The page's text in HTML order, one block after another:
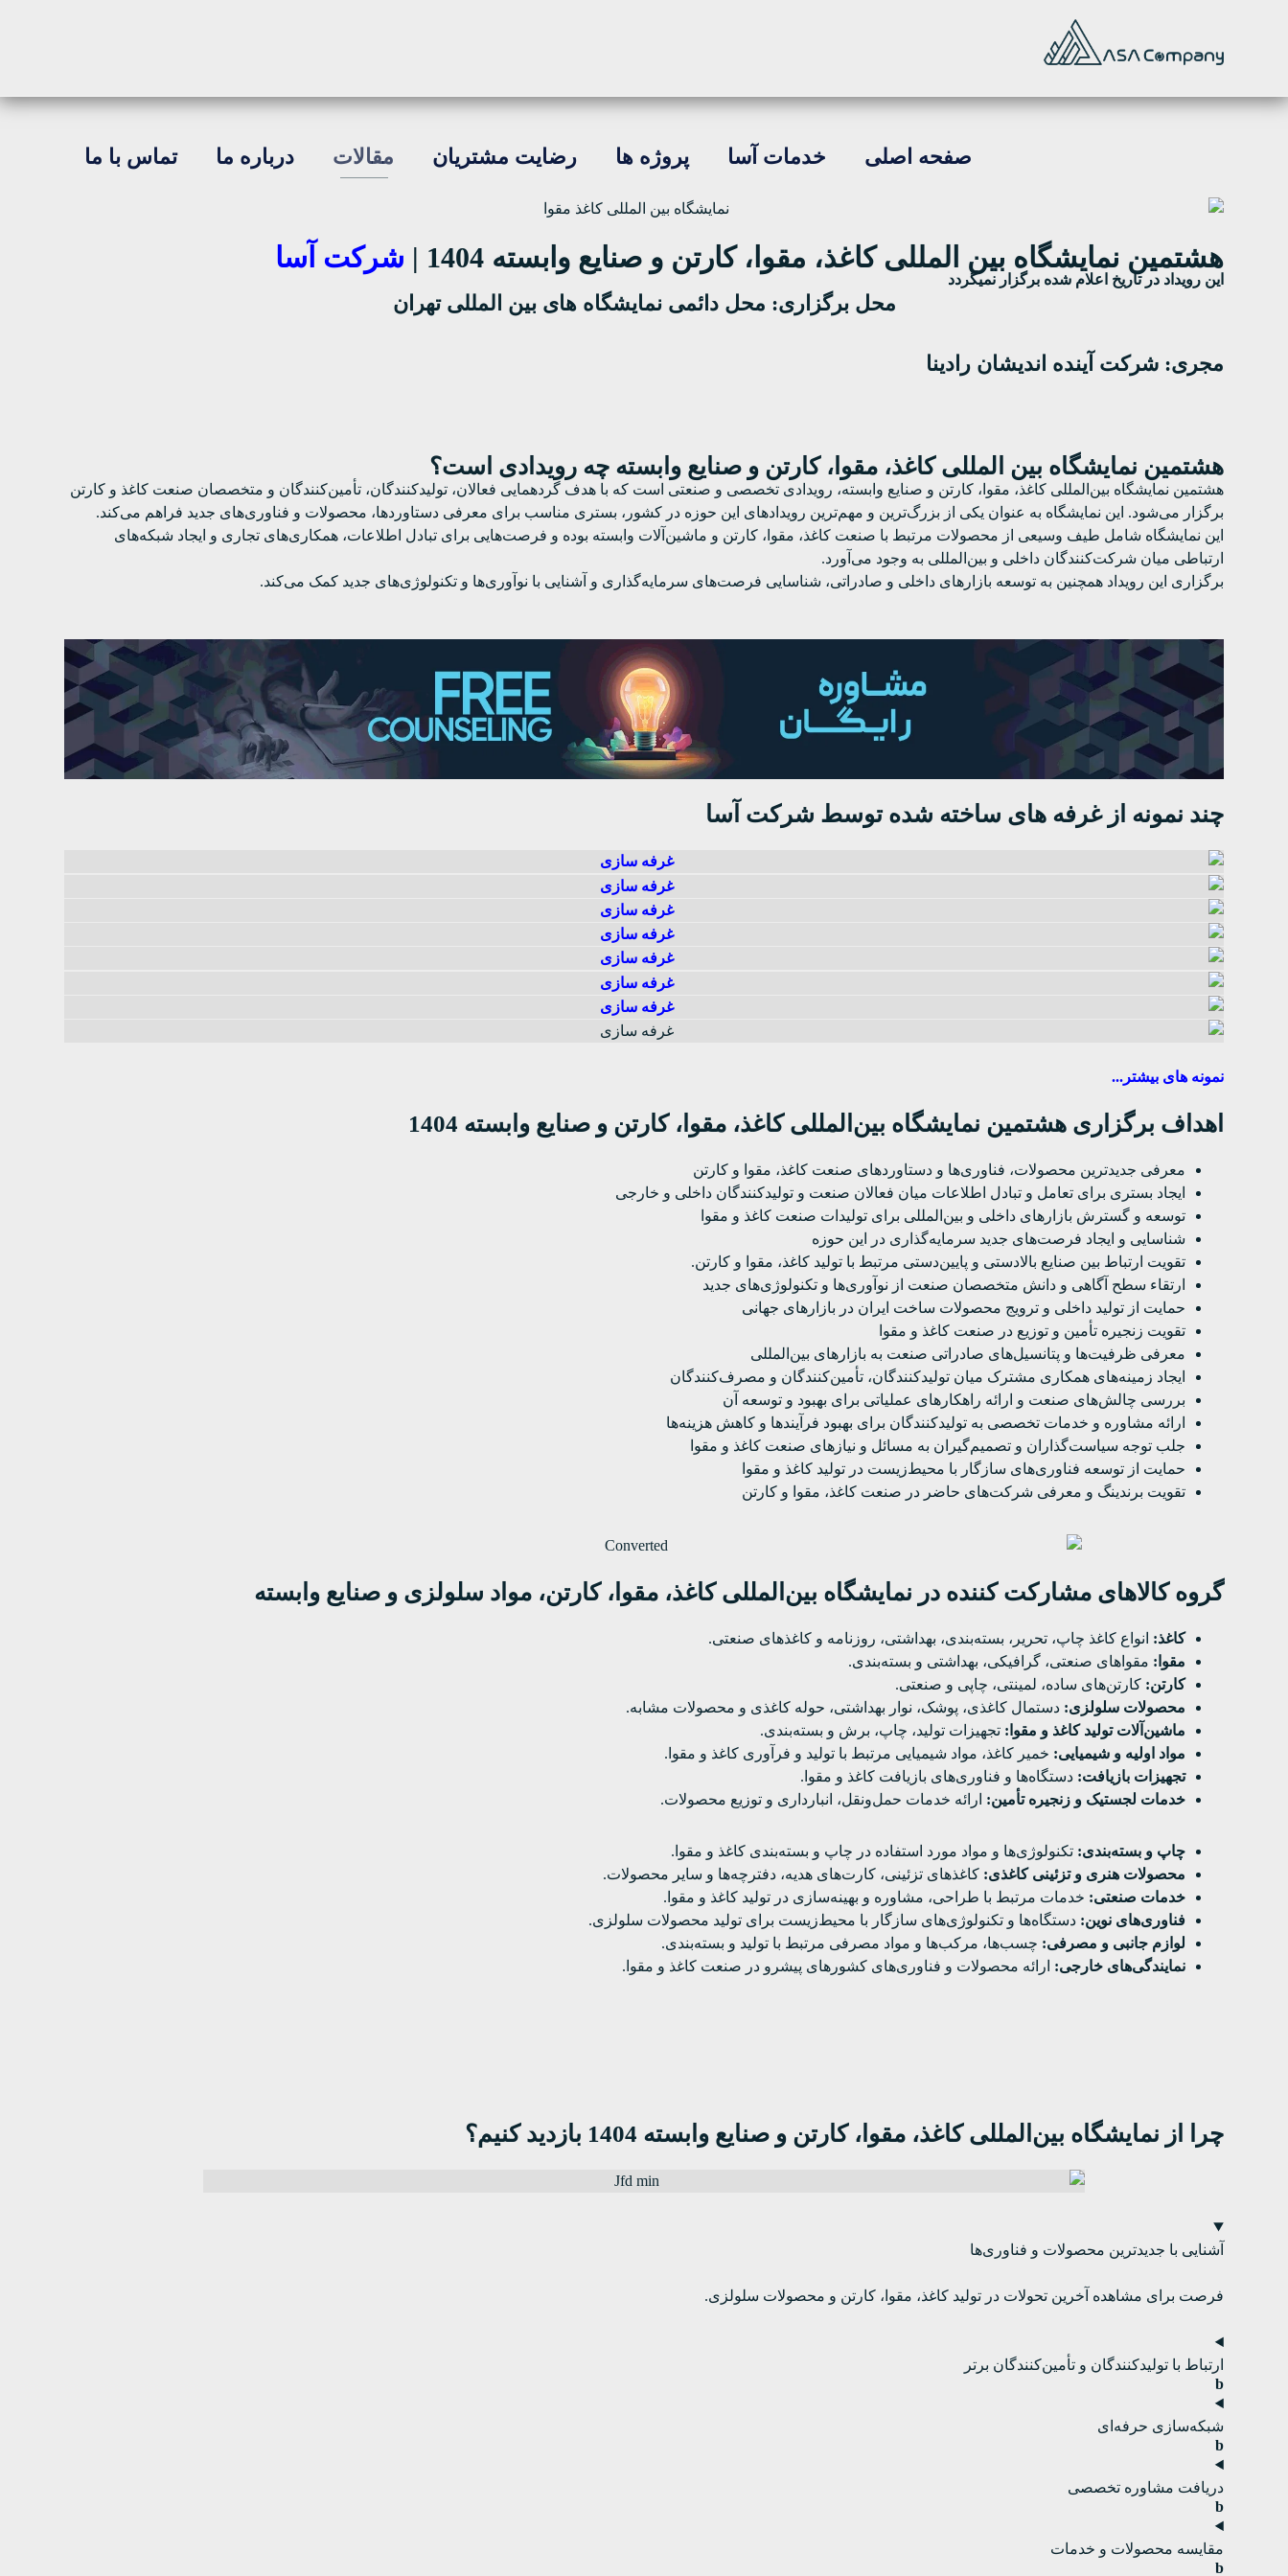
صفحه اصلی خدمات آسا پروژه ها رضایت مشتریان مقالات درباره ما تماس با ما
هشتمین نمایشگاه بین المللی کاغذ، مقوا، کارتن و صنایع وابسته 1404 | شرکت آسا
این رویداد در تاریخ اعلام شده برگزار نمیگردد
محل برگزاری: محل دائمی نمایشگاه های بین المللی تهران
مجری: شرکت آینده اندیشان رادینا
هشتمین نمایشگاه بین المللی کاغذ، مقوا، کارتن و صنایع وابسته چه رویدادی است؟
هشتمین نمایشگاه بین‌المللی کاغذ، مقوا، کارتن و صنایع وابسته، رویدادی تخصصی و صنعتی است که با هدف گردهمایی فعالان، تولیدکنندگان، تأمین‌کنندگان و متخصصان صنعت کاغذ و کارتن
برگزار می‌شود. این نمایشگاه به عنوان یکی از بزرگ‌ترین و مهم‌ترین رویدادهای این حوزه در کشور، بستری مناسب برای معرفی دستاوردها، محصولات و فناوری‌های جدید فراهم می‌کند.
این نمایشگاه شامل طیف وسیعی از محصولات مرتبط با صنعت کاغذ، مقوا، کارتن و ماشین‌آلات وابسته بوده و فرصت‌هایی برای تبادل اطلاعات، همکاری‌های تجاری و ایجاد شبکه‌های
ارتباطی میان شرکت‌کنندگان داخلی و بین‌المللی به وجود می‌آورد.
برگزاری این رویداد همچنین به توسعه بازارهای داخلی و صادراتی، شناسایی فرصت‌های سرمایه‌گذاری و آشنایی با نوآوری‌ها و تکنولوژی‌های جدید کمک می‌کند.
چند نمونه از غرفه های ساخته شده توسط شرکت آسا
نمونه های بیشتر...
اهداف برگزاری هشتمین نمایشگاه بین‌المللی کاغذ، مقوا، کارتن و صنایع وابسته 1404
معرفی جدیدترین محصولات، فناوری‌ها و دستاوردهای صنعت کاغذ، مقوا و کارتن
ایجاد بستری برای تعامل و تبادل اطلاعات میان فعالان صنعت و تولیدکنندگان داخلی و خارجی
توسعه و گسترش بازارهای داخلی و بین‌المللی برای تولیدات صنعت کاغذ و مقوا
شناسایی و ایجاد فرصت‌های جدید سرمایه‌گذاری در این حوزه
تقویت ارتباط بین صنایع بالادستی و پایین‌دستی مرتبط با تولید کاغذ، مقوا و کارتن.
ارتقاء سطح آگاهی و دانش متخصصان صنعت از نوآوری‌ها و تکنولوژی‌های جدید
حمایت از تولید داخلی و ترویج محصولات ساخت ایران در بازارهای جهانی
تقویت زنجیره تأمین و توزیع در صنعت کاغذ و مقوا
معرفی ظرفیت‌ها و پتانسیل‌های صادراتی صنعت به بازارهای بین‌المللی
ایجاد زمینه‌های همکاری مشترک میان تولیدکنندگان، تأمین‌کنندگان و مصرف‌کنندگان
بررسی چالش‌های صنعت و ارائه راهکارهای عملیاتی برای بهبود و توسعه آن
ارائه مشاوره و خدمات تخصصی به تولیدکنندگان برای بهبود فرآیندها و کاهش هزینه‌ها
جلب توجه سیاست‌گذاران و تصمیم‌گیران به مسائل و نیازهای صنعت کاغذ و مقوا
حمایت از توسعه فناوری‌های سازگار با محیط‌زیست در تولید کاغذ و مقوا
تقویت برندینگ و معرفی شرکت‌های حاضر در صنعت کاغذ، مقوا و کارتن
گروه کالاهای مشارکت کننده در نمایشگاه بین‌المللی کاغذ، مقوا، کارتن، مواد سلولزی و صنایع وابسته
کاغذ: انواع کاغذ چاپ، تحریر، بسته‌بندی، بهداشتی، روزنامه و کاغذهای صنعتی.
مقوا: مقواهای صنعتی، گرافیکی، بهداشتی و بسته‌بندی.
کارتن: کارتن‌های ساده، لمینتی، چاپی و صنعتی.
محصولات سلولزی: دستمال کاغذی، پوشک، نوار بهداشتی، حوله کاغذی و محصولات مشابه.
ماشین‌آلات تولید کاغذ و مقوا: تجهیزات تولید، چاپ، برش و بسته‌بندی.
مواد اولیه و شیمیایی: خمیر کاغذ، مواد شیمیایی مرتبط با تولید و فرآوری کاغذ و مقوا.
تجهیزات بازیافت: دستگاه‌ها و فناوری‌های بازیافت کاغذ و مقوا.
خدمات لجستیک و زنجیره تأمین: ارائه خدمات حمل‌ونقل، انبارداری و توزیع محصولات.
چاپ و بسته‌بندی: تکنولوژی‌ها و مواد مورد استفاده در چاپ و بسته‌بندی کاغذ و مقوا.
محصولات هنری و تزئینی کاغذی: کاغذهای تزئینی، کارت‌های هدیه، دفترچه‌ها و سایر محصولات.
خدمات صنعتی: خدمات مرتبط با طراحی، مشاوره و بهینه‌سازی در تولید کاغذ و مقوا.
فناوری‌های نوین: دستگاه‌ها و تکنولوژی‌های سازگار با محیط‌زیست برای تولید محصولات سلولزی.
لوازم جانبی و مصرفی: چسب‌ها، مرکب‌ها و مواد مصرفی مرتبط با تولید و بسته‌بندی.
نمایندگی‌های خارجی: ارائه محصولات و فناوری‌های کشورهای پیشرو در صنعت کاغذ و مقوا.
چرا از نمایشگاه بین‌المللی کاغذ، مقوا، کارتن و صنایع وابسته 1404 بازدید کنیم؟
آشنایی با جدیدترین محصولات و فناوری‌ها
فرصت برای مشاهده آخرین تحولات در تولید کاغذ، مقوا، کارتن و محصولات سلولزی.
ارتباط با تولیدکنندگان و تأمین‌کنندگان برتر
شبکه‌سازی حرفه‌ای
دریافت مشاوره تخصصی
مقایسه محصولات و خدمات